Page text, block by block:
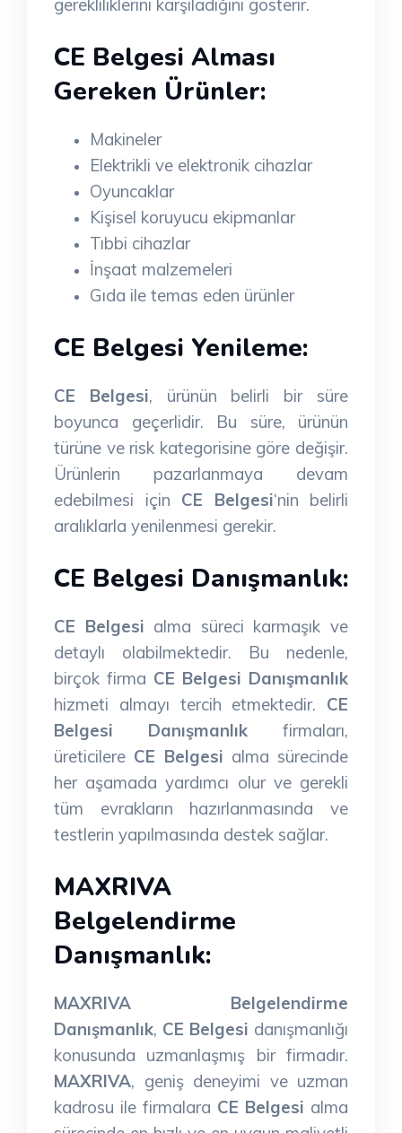
CE Belgesi Alması
Gereken Ürünler:
Makineler
Elektrikli ve elektronik cihazlar
Oyuncaklar
Kişisel koruyucu ekipmanlar
Tıbbi cihazlar
İnşaat malzemeleri
Gıda ile temas eden ürünler
CE Belgesi Yenileme:
CE Belgesi, ürünün belirli bir süre
boyunca geçerlidir. Bu süre, ürünün
türüne ve risk kategorisine göre değişir.
Ürünlerin pazarlanmaya devam
edebilmesi için CE Belgesi‘nin belirli
aralıklarla yenilenmesi gerekir.
CE Belgesi Danışmanlık:
CE Belgesi alma süreci karmaşık ve
detaylı olabilmektedir. Bu nedenle,
birçok firma CE Belgesi Danışmanlık
hizmeti almayı tercih etmektedir. CE
Belgesi Danışmanlık firmaları,
üreticilere CE Belgesi alma sürecinde
her aşamada yardımcı olur ve gerekli
tüm evrakların hazırlanmasında ve
testlerin yapılmasında destek sağlar.
MAXRIVA
Belgelendirme
Danışmanlık:
MAXRIVA Belgelendirme
Danışmanlık, CE Belgesi danışmanlığı
konusunda uzmanlaşmış bir firmadır.
MAXRIVA, geniş deneyimi ve uzman
kadrosu ile firmalara CE Belgesi alma